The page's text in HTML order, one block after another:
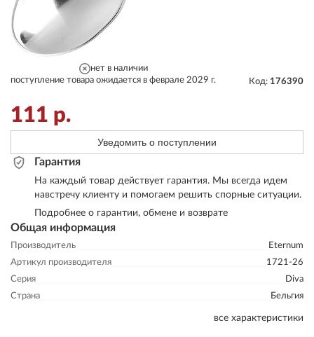
Общая информация
Производитель
Eternum
Артикул производителя
1721-26
Серия
Diva
Страна
Бельгия
все характеристики
нет в наличии
поступление товара ожидается в феврале 2029 г.
Код: 176390
111 р.
Уведомить о поступлении
Гарантия
На каждый товар действует гарантия. Мы всегда идем
навстречу клиенту и помогаем решить спорные ситуации.
Подробнее о гарантии, обмене и возврате